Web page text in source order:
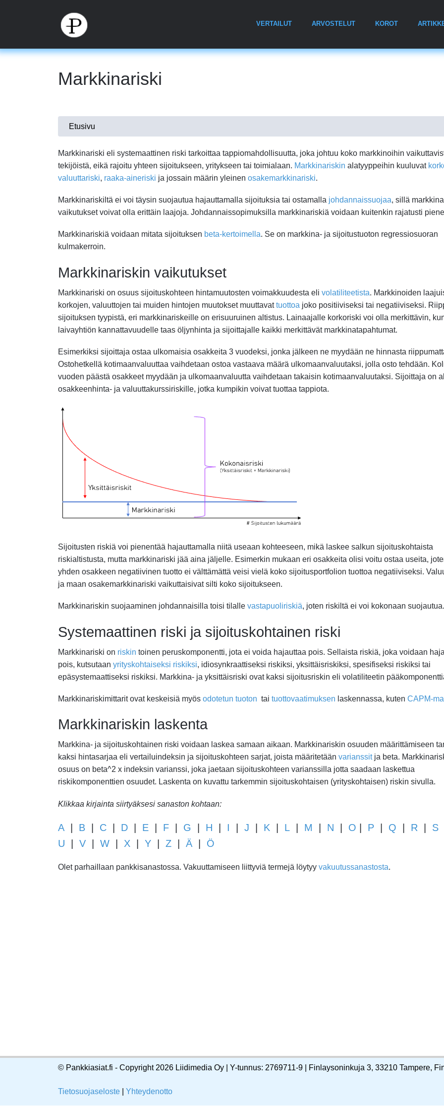
VERTAILUT ARVOSTELUT KOROT
Markkinariski
Olet
täällä
Etusivu
Markkinariski eli systemaattinen riski tarkoittaa tappiomahdollisuutta, joka johtuu koko markkinoihin
tekijöistä, eikä rajoitu yhteen sijoitukseen, yritykseen tai toimialaan. Markkinariskin alatyyppeihin kuuluvat
valuuttariski, raaka-aineriski ja jossain määrin yleinen osakemarkkinariski.
Markkinariskiltä ei voi täysin suojautua hajauttamalla sijoituksia tai ostamalla johdannaissuojaa, sillä
vaikutukset voivat olla erittäin laajoja. Johdannaissopimuksilla markkinariskiä voidaan kuitenkin rajatusti
Markkinariskiä voidaan mitata sijoituksen beta-kertoimella. Se on markkina- ja sijoitustuoton regressiosuoran
kulmakerroin.
Markkinariskin vaikutukset
Markkinariski on osuus sijoituskohteen hintamuutosten voimakkuudesta eli volatiliteetista. Markkinoiden
korkojen, valuuttojen tai muiden hintojen muutokset muuttavattuottoa joko positiiviseksi tai negatiiviseksi.
sijoituksen tyypistä, eri markkinariskeille on erisuuruinen altistus. Lainaajalle korkoriski voi olla merkittävin,
laivayhtiön kannattavuudelle taas öljynhinta ja sijoittajalle kaikki merkittävät markkinatapahtumat.
Esimerkiksi sijoittaja ostaa ulkomaisia osakkeita 3 vuodeksi, jonka jälkeen ne myydään ne hinnasta
Ostohetkellä kotimaanvaluuttaa vaihdetaan ostoa vastaava määrä ulkomaanvaluutaksi, jolla osto tehdään.
vuoden päästä osakkeet myydään ja ulkomaanvaluutta vaihdetaan takaisin kotimaanvaluutaksi. Sijoittaja on
osakkeenhinta- ja valuuttakurssiriskille, jotka kumpikin voivat tuottaa tappiota.
Sijoitusten riskiä voi pienentää hajauttamalla niitä useaan kohteeseen, mikä laskee salkun sijoituskohtaista
riskialtistusta, mutta markkinariski jää aina jäljelle. Esimerkin mukaan eri osakkeita olisi voitu ostaa useita,
yhden osakkeen negatiivinen tuotto ei välttämättä veisi vielä koko sijoitusportfolion tuottoa negatiiviseksi.
ja maan osakemarkkinariski vaikuttaisivat silti koko sijoitukseen.
Markkinariskin suojaaminen johdannaisilla toisi tilalle vastapuoliriskiä, joten riskiltä ei voi kokonaan suojautua.
Systemaattinen riski ja sijoituskohtainen riski
Markkinariski on riskin toinen peruskomponentti, jota ei voida hajauttaa pois. Sellaista riskiä, joka voidaan
pois, kutsutaan yrityskohtaiseksi riskiksi, idiosynkraattiseksi riskiksi, yksittäisriskiksi, spesifiseksi riskiksi tai
epäsystemaattiseksi riskiksi. Markkina- ja yksittäisriski ovat kaksi sijoitusriskin eli volatiliteetin
Markkinariskimittarit ovat keskeisiä myös odotetun tuoton tai tuottovaatimuksen laskennassa, kuten CAPM-
Markkinariskin laskenta
Markkina- ja sijoituskohtainen riski voidaan laskea samaan aikaan. Markkinariskin osuuden määrittämiseen
kaksi hintasarjaa eli vertailuindeksin ja sijoituskohteen sarjat, joista määritetään varianssitja beta.
osuus on beta^2 x indeksin varianssi, joka jaetaan sijoituskohteen varianssilla jotta saadaan laskettua
riskikomponenttien osuudet. Laskenta on kuvattu tarkemmin sijoituskohtaisen (yrityskohtaisen) riskin sivulla.
Klikkaa kirjainta siirtyäksesi sanaston kohtaan:
A B C D E F G H I J K L M N O P Q R S
U
V W X Y Z Ä Ö
Olet parhaillaan pankkisanastossa. Vakuuttamiseen liittyviä termejä löytyy vakuutussanastosta.
© Pankkiasiat.fi - Copyright 2026 Liidimedia Oy | Y-tunnus: 2769711-9 | Finlaysoninkuja 3, 33210 Tampere,
Tietosuojaseloste Yhteydenotto